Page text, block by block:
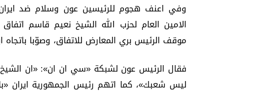
وفي اعنف هجوم للرئيسين عون وسلام ضد
الامين العام لحزب الله الشيخ نعيم قاسم
موقف الرئيس بري المعارض للاتفاق، وصوّبا
فقال الرئيس عون لشبكة «سي ان ان»: «ان الشيخ
ليس شعبك»، كما اتهم رئيس الجمهورية ايران